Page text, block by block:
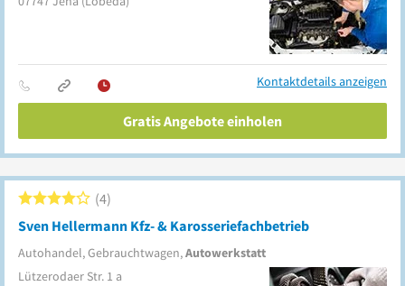
Kontaktdetails anzeigen
Gratis Angebote einholen
Sven Hellermann Kfz- & Karosseriefachbetrieb
Autohandel, Gebrauchtwagen,Autowerkstatt
4
Lützerodaer Str. 1 a